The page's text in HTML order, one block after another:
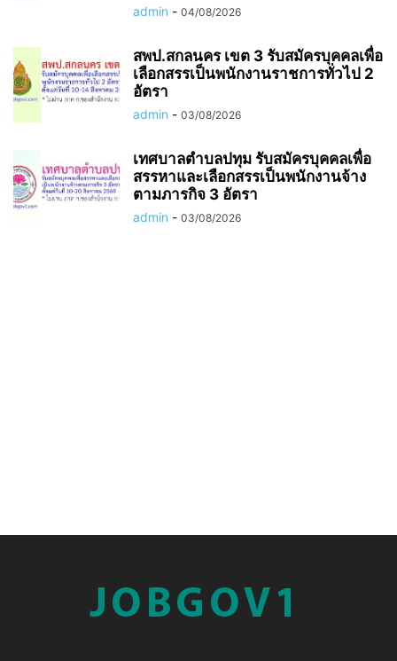
admin - 04/08/2026
สพป.สกลนคร เขต 3 รับสมัครบุคคลเพื่อ
เลือกสรรเป็นพนักงานราชการทั่วไป 2
อัตรา
admin - 03/08/2026
เทศบาลตำบลปทุม รับสมัครบุคคลเพื่อ
สรรหาและเลือกสรรเป็นพนักงานจ้าง
ตามภารกิจ 3 อัตรา
admin - 03/08/2026